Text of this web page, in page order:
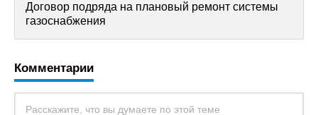
Договор подряда на плановый ремонт системы
газоснабжения
Комментарии